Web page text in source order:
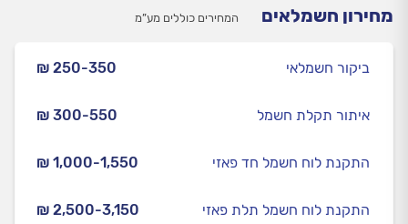
מחירון חשמלאים המחירים כוללים מע”מ
₪ 250-350 ביקור חשמלאי
₪ 300-550 איתור תקלת חשמל
₪ 1,000-1,550 התקנת לוח חשמל חד פאזי
₪ 2,500-3,150 התקנת לוח חשמל תלת פאזי